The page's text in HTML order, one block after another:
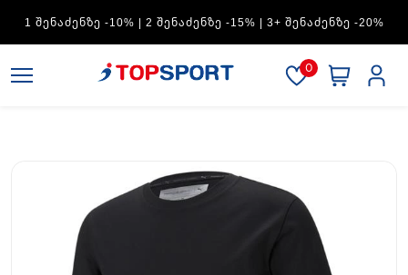
ᲨᲔᲜᲐᲫᲔᲜᲖᲔ -30%
0